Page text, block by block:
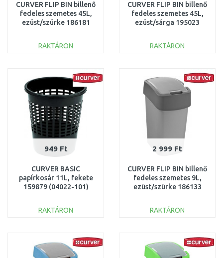
CURVER FLIP BIN billenő
fedeles szemetes 45L,
ezüst/szürke 186181
RAKTÁRON
Összehasonlítás
CURVER FLIP BIN billenő
fedeles szemetes 45L,
ezüst/sárga 195023
RAKTÁRON
Összehasonlítás
949 Ft
CURVER BASIC
papírkosár 11L, fekete
159879 (04022-101)
RAKTÁRON
Összehasonlítás
2 999 Ft
CURVER FLIP BIN billenő
fedeles szemetes 9L,
ezüst/szürke 186133
RAKTÁRON
Összehasonlítás